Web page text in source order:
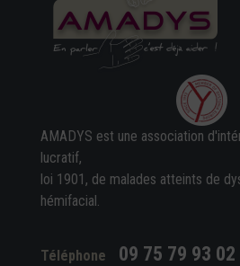
AMADYS est une association
lucratif,
loi 1901, de malades atteints de
hémifacial.
Téléphone 09 75 79 93 02